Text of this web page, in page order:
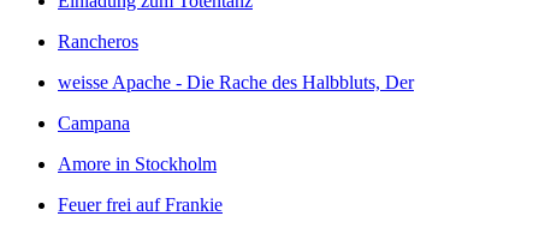
Rancheros
weisse Apache - Die Rache des Halbbluts, Der
Campana
Amore in Stockholm
Feuer frei auf Frankie